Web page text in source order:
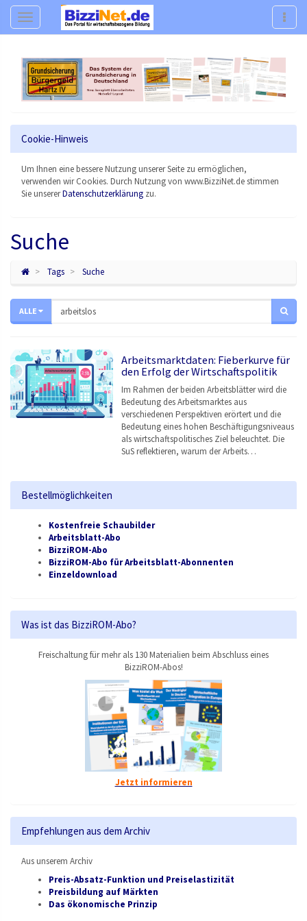
Navigation
Cookie-Hinweis
Um Ihnen eine bessere Nutzung unserer Seite zu ermöglichen,
verwenden wir Cookies. Durch Nutzung von www.BizziNet.de stimmen
Sie unsererDatenschutzerklärung zu.
Suche
Tags Suche
ALLE
Arbeitsmarktdaten: Fieberkurve für
den Erfolg der Wirtschaftspolitik
Im Rahmen der beiden Arbeitsblätter wird die
Bedeutung des Arbeitsmarktes aus
verschiedenen Perspektiven erörtert und die
Bedeutung eines hohen Beschäftigungsniveaus
als wirtschaftspolitisches Ziel beleuchtet. Die
SuS reflektieren, warum der Arbeits…
Bestellmöglichkeiten
Kostenfreie Schaubilder
Arbeitsblatt-Abo
BizziROM-Abo
BizziROM-Abo für Arbeitsblatt-Abonnenten
Einzeldownload
Was ist das BizziROM-Abo?
Freischaltung für mehr als 130 Materialien beim Abschluss eines
BizziROM-Abos!
Jetzt informieren
Empfehlungen aus dem Archiv
Aus unserem Archiv
Preis-Absatz-Funktion und Preiselastizität
Preisbildung auf Märkten
Das ökonomische Prinzip